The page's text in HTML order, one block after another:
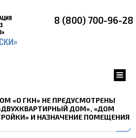
8 (800) 700-96-28
«О ГКН» НЕ ПРЕДУСМОТРЕНЫ
ДОМ», «ДОМ
И НАЗНАЧЕНИЕ ПОМЕЩЕНИЯ